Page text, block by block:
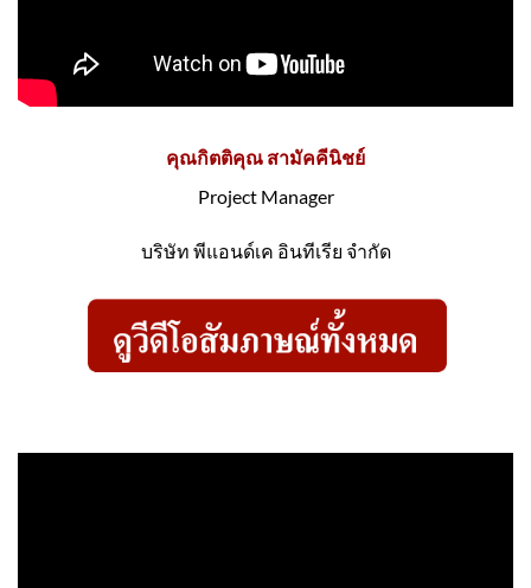
คุณกิตติคุณ สามัคคีนิชย์
Project Manager
บริษัท พีแอนด์เค อินทีเรีย จำกัด